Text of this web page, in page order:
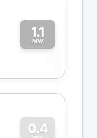
1.1
MW
1
0.4